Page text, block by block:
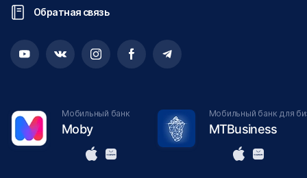
Обратная связь
Мобильный банк
Moby
Мобильный банк для
MTBusiness